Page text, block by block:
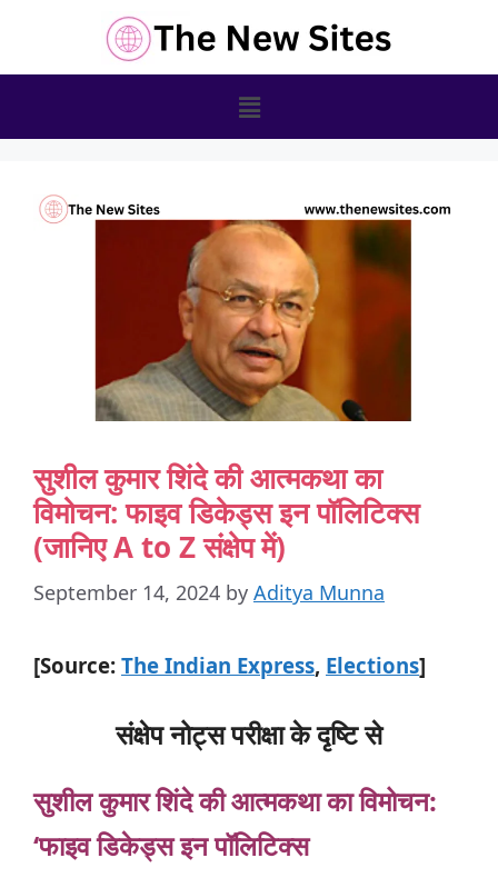
सुशील कुमार शिंदे की आत्मकथा का
विमोचन: फाइव डिकेड्स इन पॉलिटिक्स
(जानिए A to Z संक्षेप में)
September 14, 2024 by Aditya Munna
[Source: The Indian Express, Elections]
संक्षेप नोट्स परीक्षा के दृष्टि से
सुशीलकुमारशिंदेकीआत्मकथाकाविमोचन:
‘फाइवडिकेड्सइनपॉलिटिक्स